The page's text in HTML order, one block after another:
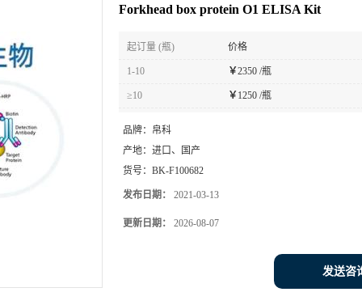
Forkhead box protein O1 ELISA Kit
起订量 (瓶) 价格
1-10 ￥2350 /瓶
≥10 ￥1250 /瓶
品牌： 帛科
产地： 进口、国产
货号： BK-F100682
发布日期： 2021-03-13
更新日期： 2026-08-07
发送咨